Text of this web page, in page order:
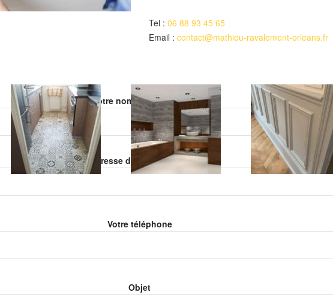
Tel : 06 88 93 45 65
Email : contact@mathieu-ravalement-orleans.fr
Veuillez laisser ce champ vide.
Votre nom (obligatoire)
Veuillez laisser ce champ vide.
Votre adresse de email (obligatoire)
Votre téléphone
Objet